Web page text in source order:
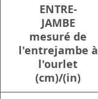
ENTRE-
JAMBE
mesuré de
l'entrejambe à
l'ourlet
(cm)/(in)